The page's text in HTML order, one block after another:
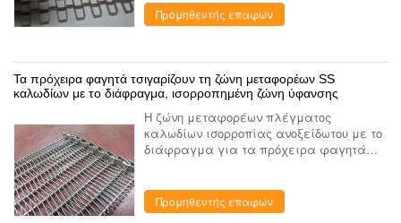
καλωδίων 2: 0.83.0mm . πλάτος
πλέγματος 3: ...
Προμηθευτής επαφών
Τα πρόχειρα φαγητά τσιγαρίζουν τη ζώνη μεταφορέων SS
καλωδίων με το διάφραγμα, ισορροπημένη ζώνη ύφανσης
Η ζώνη μεταφορέων πλέγματος
καλωδίων ισορροπίας ανοξείδωτου με το
διάφραγμα για τα πρόχειρα φαγητά
ανοξείδωτου καλείται επίσης Selvedge
αλυσίδων κυλί...
Προμηθευτής επαφών